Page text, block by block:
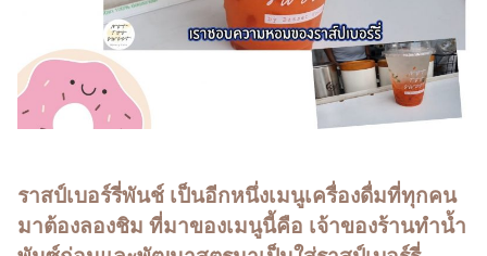
ราสป์เบอร์รี่พันช์ เป็นอีกหนึ่งเมนูเครื่องดื่มที่ทุกคน
มาต้องลองชิม ที่มาของเมนูนี้คือ เจ้าของร้านทำน้ำ